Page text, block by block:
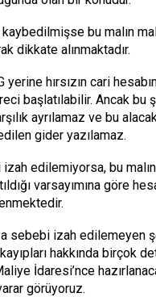
kaybedilmişse bu malın
dikkate alınmaktadır.
yerine hırsızın cari
başlatılabilir. Ancak bu
ayrılamaz ve bu
gider yazılamaz.
izah edilemiyorsa, bu
varsayımına göre
sebebi izah edilemeyen
hakkında birçok
İdaresi’nce
görüyoruz.